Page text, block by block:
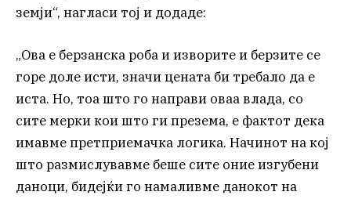
земји“, нагласи тој и додаде:
„Ова е берзанска роба и изворите и берзите се
горе доле исти, значи цената би требало да е
иста. Но, тоа што го направи оваа влада, со
сите мерки кои што ги презема, е фактот дека
имавме претприемачка логика. Начинот на кој
што размислувавме беше сите оние изгубени
даноци, бидејќи го намаливме данокот на